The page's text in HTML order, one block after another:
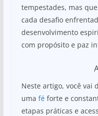
tempestades, mas
cada desafio
desenvolvimento
com propósito e paz
Neste artigo, você vai
uma féforte e
etapas práticas e